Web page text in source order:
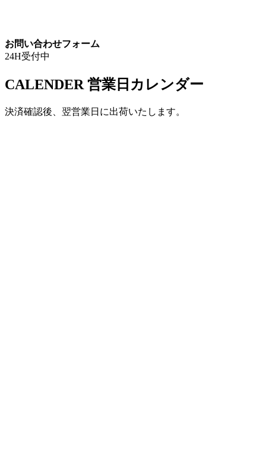
お問い合わせフォーム
24H受付中
CALENDER 営業日カレンダー
決済確認後、翌営業日に出荷いたします。